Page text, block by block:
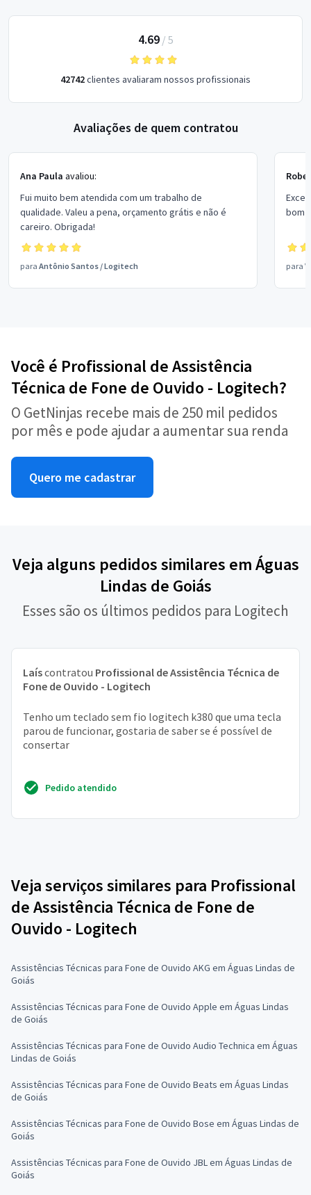
4.69/ 5
42742clientes avaliaram nossos profissionais
Avaliações de quem contratou
Ana Paula avaliou:
Fui muito bem atendida com um trabalho de
qualidade. Valeu a pena, orçamento grátis e não é
careiro. Obrigada!
para Antônio Santos /Logitech
bom
para
Você é Profissional de Assistência
Técnica de Fone de Ouvido - Logitech?
O GetNinjas recebe mais de 250 mil pedidos
por mês e pode ajudar a aumentar sua renda
Quero me cadastrar
Veja alguns pedidos similares em Águas
Lindas de Goiás
Esses são os últimos pedidos para Logitech
Laíscontratou Profissional de Assistência Técnica de
Fone de Ouvido - Logitech
Tenho um teclado sem fio logitech k380 que uma tecla
parou de funcionar, gostaria de saber se é possível de
consertar
Pedido atendido
Veja serviços similares para Profissional
de Assistência Técnica de Fone de
Ouvido - Logitech
Assistências Técnicas para Fone de Ouvido AKG em Águas Lindas de
Goiás
Assistências Técnicas para Fone de Ouvido Apple em Águas Lindas
de Goiás
Assistências Técnicas para Fone de Ouvido Audio Technica em Águas
Lindas de Goiás
Assistências Técnicas para Fone de Ouvido Beats em Águas Lindas
de Goiás
Assistências Técnicas para Fone de Ouvido Bose em Águas Lindas de
Goiás
Assistências Técnicas para Fone de Ouvido JBL em Águas Lindas de
Goiás